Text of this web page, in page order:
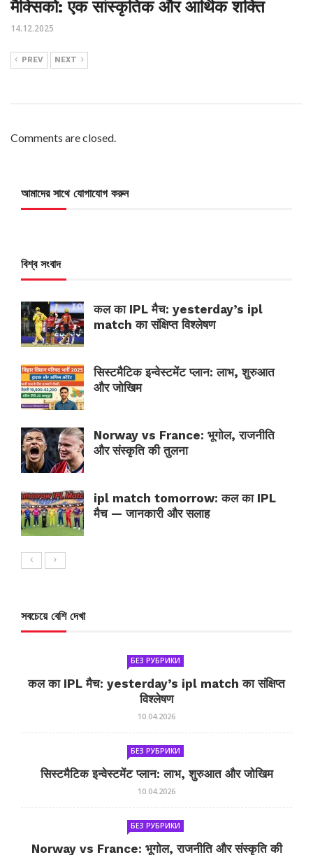
मैक्सिको: एक सांस्कृतिक और आर्थिक शक्ति
14.12.2025
PREV NEXT
Comments are closed.
আমাদের সাথে যোগাযোগ করুন
বিশ্ব সংবাদ
कल का IPL मैच: yesterday’s ipl
match का संक्षिप्त विश्लेषण
सिस्टमैटिक इन्वेस्टमेंट प्लान: लाभ, शुरुआत
और जोखिम
Norway vs France: भूगोल, राजनीति
और संस्कृति की तुलना
ipl match tomorrow: कल का IPL
मैच — जानकारी और सलाह
সবচেয়ে বেশি দেখা
БЕЗ РУБРИКИ
कल का IPL मैच: yesterday’s ipl match का संक्षिप्त
विश्लेषण
10.04.2026
БЕЗ РУБРИКИ
सिस्टमैटिक इन्वेस्टमेंट प्लान: लाभ, शुरुआत और जोखिम
10.04.2026
БЕЗ РУБРИКИ
Norway vs France: भूगोल, राजनीति और संस्कृति की